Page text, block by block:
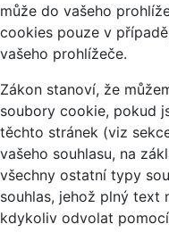
může do vašeho
cookies pouze v
vašeho prohlížeče.
Zákon stanoví, že
soubory cookie, pokud
těchto stránek (viz
vašeho souhlasu, na
všechny ostatní typy
souhlas, jehož plný text
kdykoliv odvolat